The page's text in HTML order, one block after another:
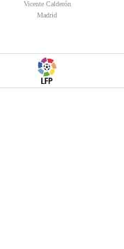
Vicente Calderón
Madrid